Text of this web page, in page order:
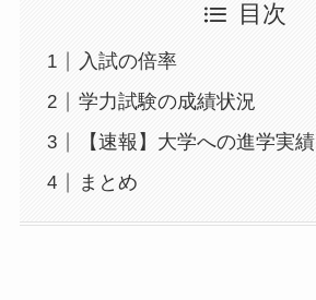
目次
入試の倍率
学力試験の成績状況
【速報】大学への進学実績
まとめ